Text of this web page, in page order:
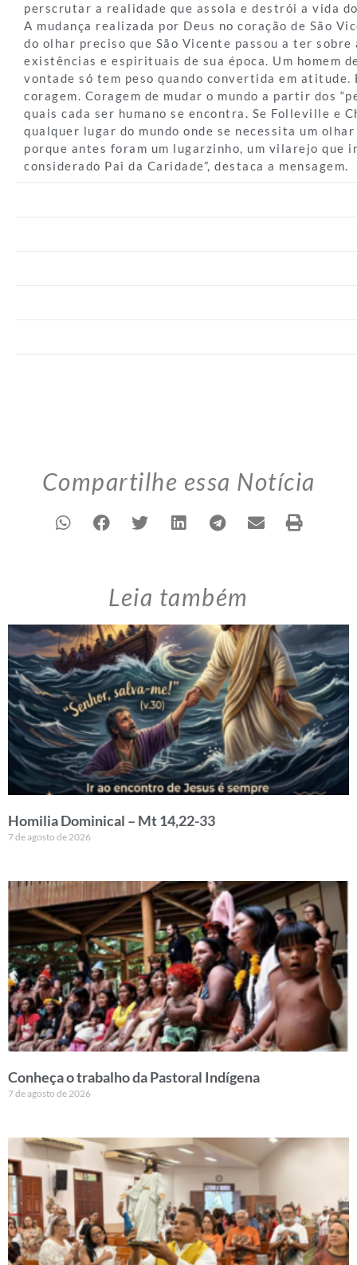
perscrutar a realidade que assola e destrói a vida
A mudança realizada por Deus no coração de São
do olhar preciso que São Vicente passou a ter sobre
existências e espirituais de sua época. Um homem
vontade só tem peso quando convertida em atitude.
coragem. Coragem de mudar o mundo a partir dos
quais cada ser humano se encontra. Se Folleville e
qualquer lugar do mundo onde se necessita um
porque antes foram um lugarzinho, um vilarejo que
considerado Pai da Caridade”, destaca a mensagem.
Compartilhe essa Notícia
Leia também
Homilia Dominical – Mt 14,22-33
7 de agosto de 2026
Conheça o trabalho da Pastoral Indígena
7 de agosto de 2026